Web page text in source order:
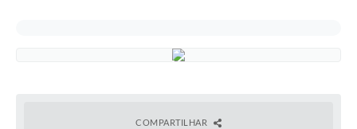
Medicamentos disponíveis na Farmácia Municipal
COMPARTILHAR